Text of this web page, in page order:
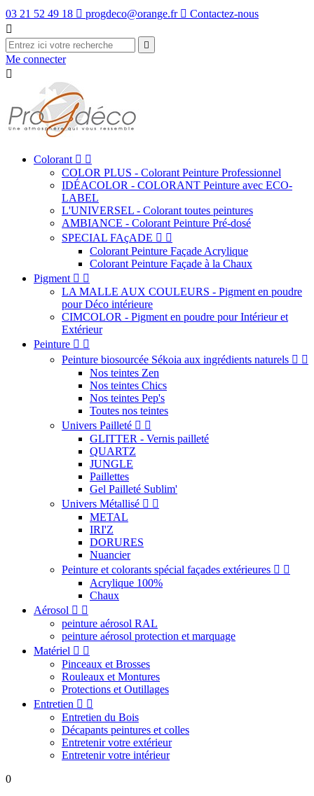
03 21 52 49 18  progdeco@orange.fr  Contactez-nous


Me connecter

Colorant  
COLOR PLUS - Colorant Peinture Professionnel
IDÉACOLOR - COLORANT Peinture avec ECO-
LABEL
L'UNIVERSEL - Colorant toutes peintures
AMBIANCE - Colorant Peinture Pré-dosé
SPECIAL FAçADE  
Colorant Peinture Façade Acrylique
Colorant Peinture Façade à la Chaux
Pigment  
LA MALLE AUX COULEURS - Pigment en poudre
pour Déco intérieure
CIMCOLOR - Pigment en poudre pour Intérieur et
Extérieur
Peinture  
Peinture biosourcée Sékoia aux ingrédients naturels  
Nos teintes Zen
Nos teintes Chics
Nos teintes Pep's
Toutes nos teintes
Univers Pailleté  
GLITTER - Vernis pailleté
QUARTZ
JUNGLE
Paillettes
Gel Pailleté Sublim'
Univers Métallisé  
METAL
IRI'Z
DORURES
Nuancier
Peinture et colorants spécial façades extérieures  
Acrylique 100%
Chaux
Aérosol  
peinture aérosol RAL
peinture aérosol protection et marquage
Matériel  
Pinceaux et Brosses
Rouleaux et Montures
Protections et Outillages
Entretien  
Entretien du Bois
Décapants peintures et colles
Entretenir votre extérieur
Entretenir votre intérieur
0